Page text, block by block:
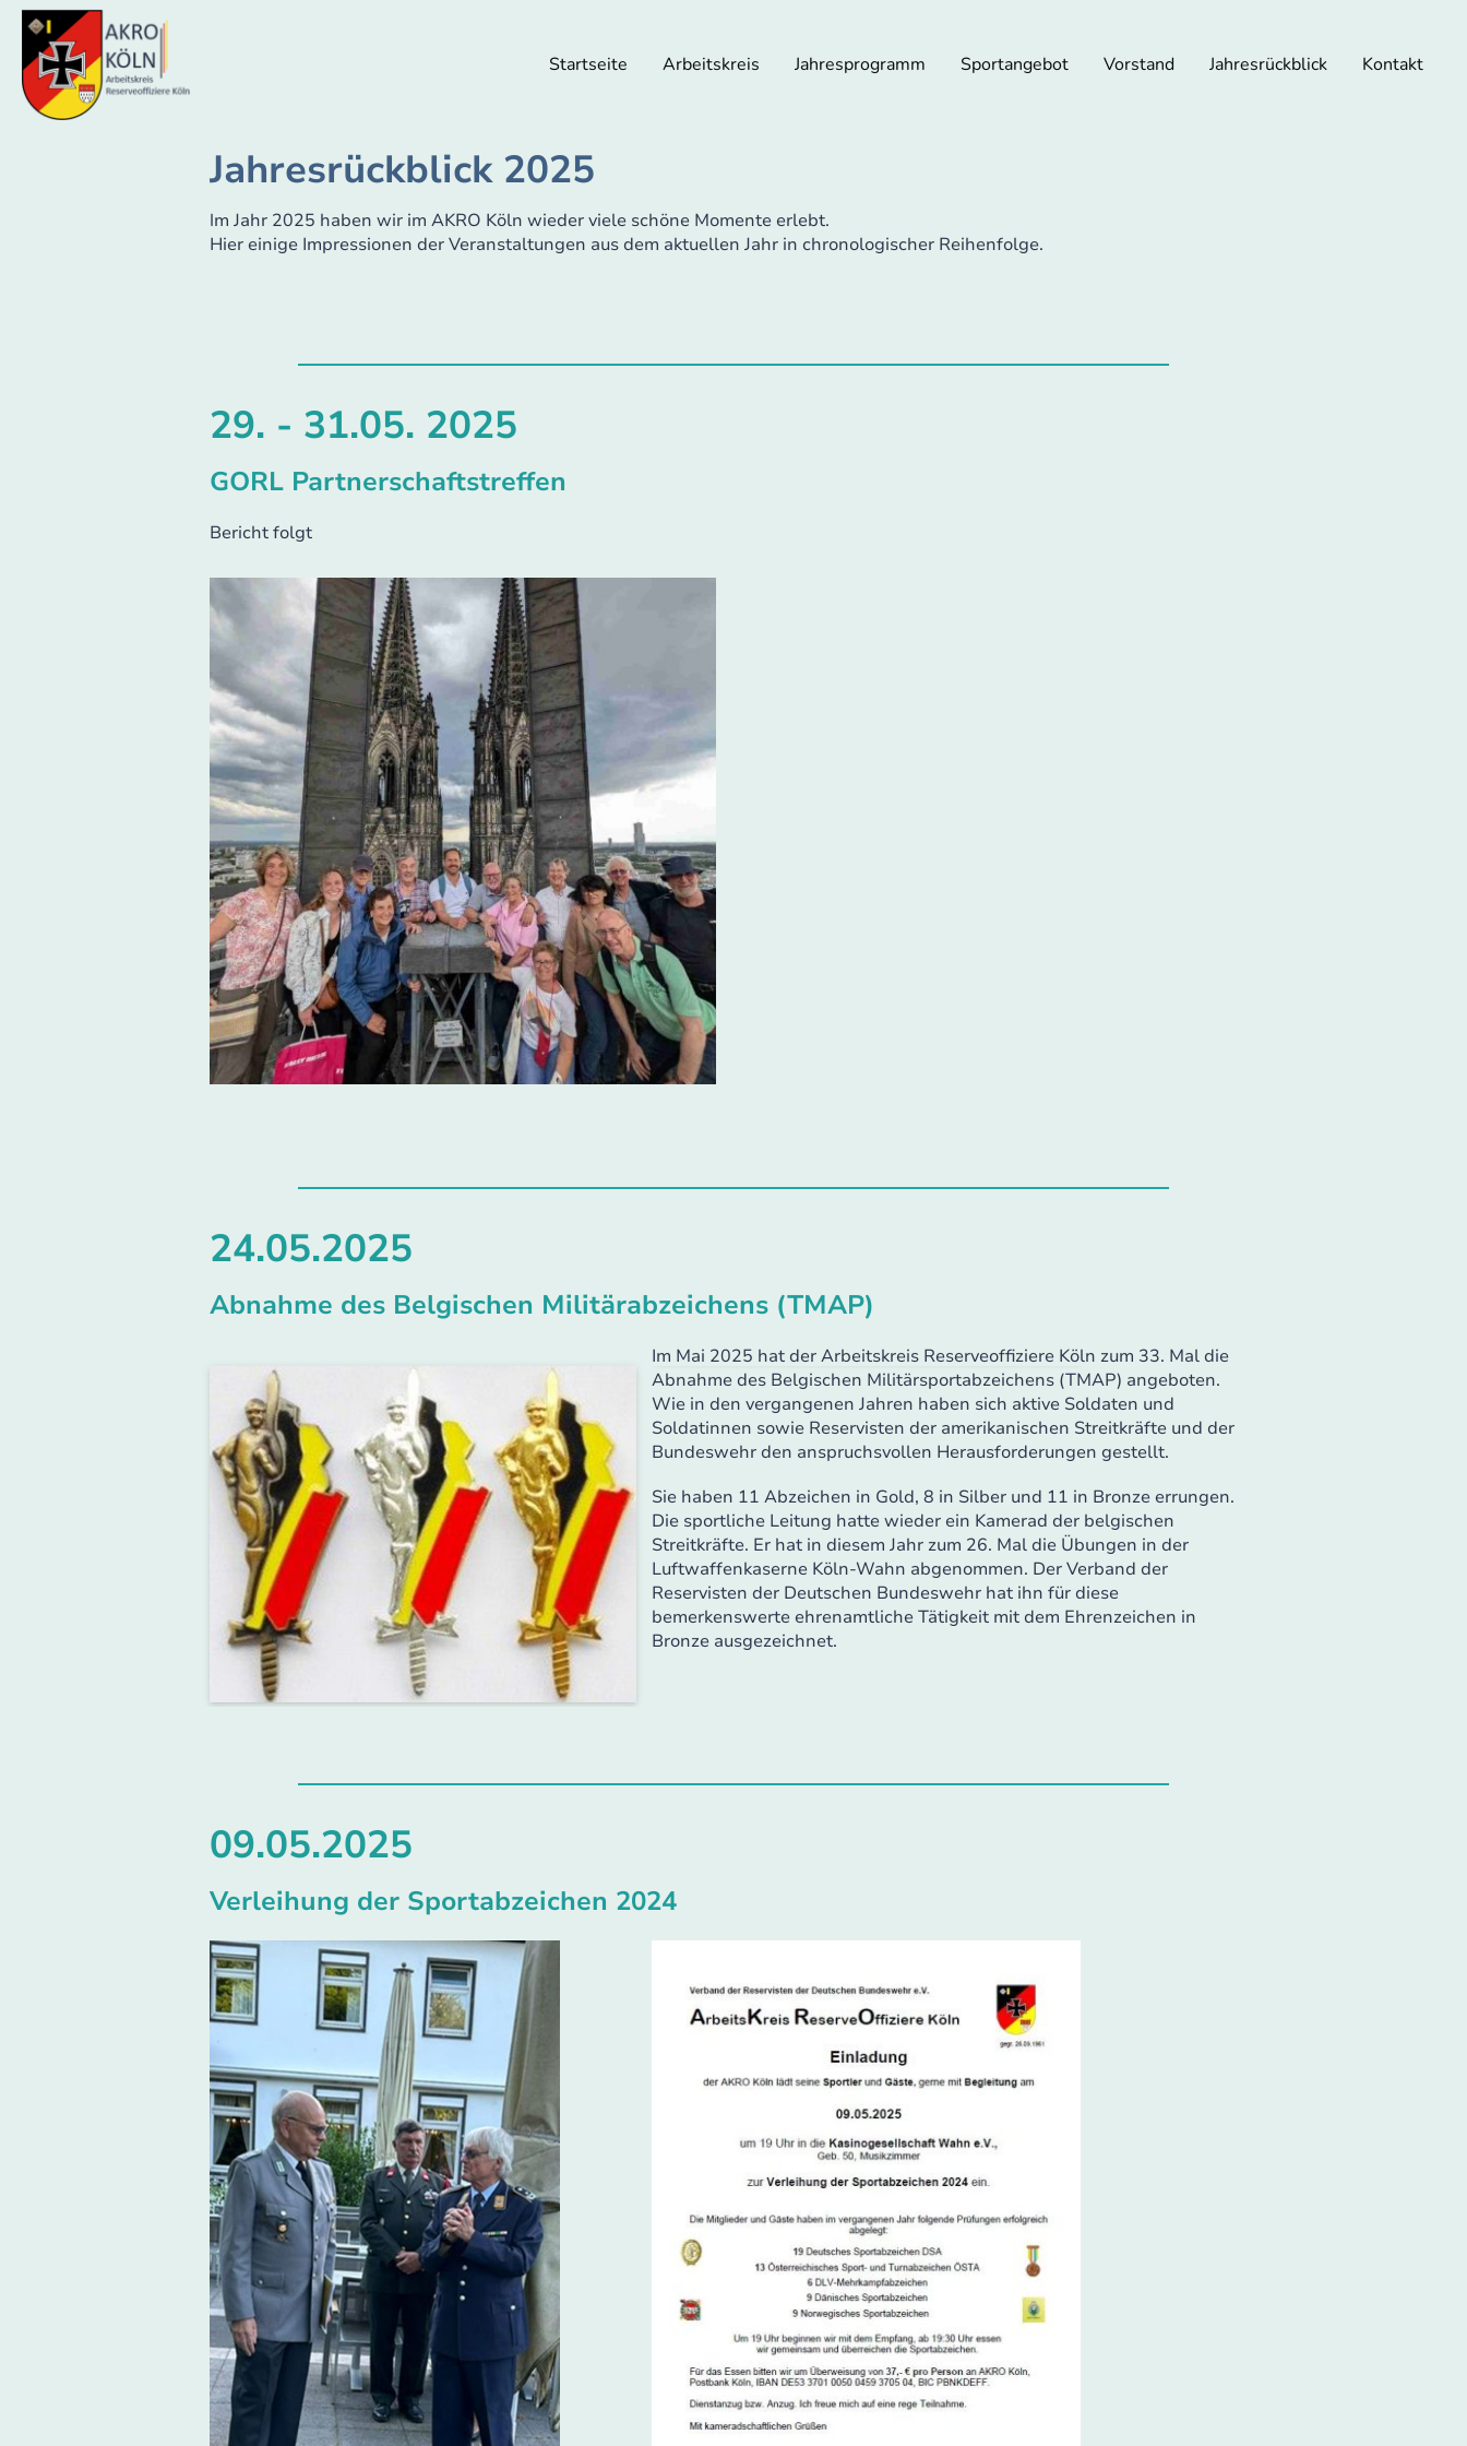
Startseite Arbeitskreis Jahresprogramm Sportangebot Vorstand Jahresrückblick Kontakt
Jahresrückblick 2025
Im Jahr 2025 haben wir im AKRO Köln wieder viele schöne Momente erlebt.
Hier einige Impressionen der Veranstaltungen aus dem aktuellen Jahr in chronologischer Reihenfolge.
GORL Partnerschaftstreffen
29. - 31.05. 2025
Bericht folgt
Abnahme des Belgischen Militärabzeichens (TMAP)
24.05.2025
Im Mai 2025 hat der Arbeitskreis Reserveoffiziere Köln zum 33. Mal die
Abnahme des Belgischen Militärsportabzeichens (TMAP) angeboten.
Wie in den vergangenen Jahren haben sich aktive Soldaten und
Soldatinnen sowie Reservisten der amerikanischen Streitkräfte und der
Bundeswehr den anspruchsvollen Herausforderungen gestellt.
Sie haben 11 Abzeichen in Gold, 8 in Silber und 11 in Bronze errungen.
Die sportliche Leitung hatte wieder ein Kamerad der belgischen
Streitkräfte. Er hat in diesem Jahr zum 26. Mal die Übungen in der
Luftwaffenkaserne Köln-Wahn abgenommen. Der Verband der
Reservisten der Deutschen Bundeswehr hat ihn für diese
bemerkenswerte ehrenamtliche Tätigkeit mit dem Ehrenzeichen in
Bronze ausgezeichnet.
Verleihung der Sportabzeichen 2024
09.05.2025